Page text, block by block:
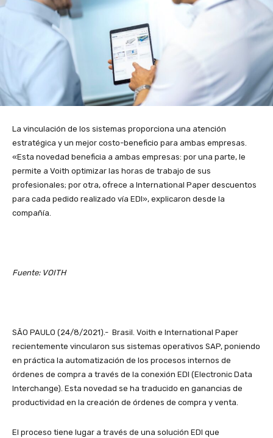
La vinculación de los sistemas proporciona una atención
estratégica y un mejor costo-beneficio para ambas empresas.
«Esta novedad beneficia a ambas empresas: por una parte, le
permite a Voith optimizar las horas de trabajo de sus
profesionales; por otra, ofrece a International Paper descuentos
para cada pedido realizado vía EDI», explicaron desde la
compañía.
Fuente: VOITH
SÃO PAULO (24/8/2021).- Brasil. Voith e International Paper
recientemente vincularon sus sistemas operativos SAP, poniendo
en práctica la automatización de los procesos internos de
órdenes de compra a través de la conexión EDI (Electronic Data
Interchange). Esta novedad se ha traducido en ganancias de
productividad en la creación de órdenes de compra y venta.
El proceso tiene lugar a través de una solución EDI que